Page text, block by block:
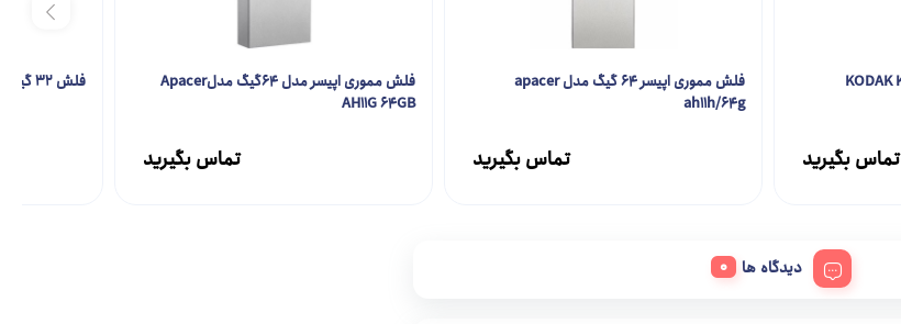
تماس بگیرید
فلش مموری اپیسر 64 گیگ مدل apacer
ah11h/64g
تماس بگیرید
فلش مموری اپیسر مدل 64گیگ مدلApacer
AH11G 64GB
تماس بگیرید
فلش 32 گیگ داهوا DAHUA USB2.0 U106 32G
دیدگاه ها